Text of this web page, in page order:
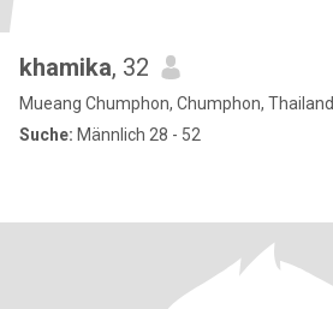
khamika, 32
Mueang Chumphon, Chumphon, Thailand
Suche: Männlich 28 - 52